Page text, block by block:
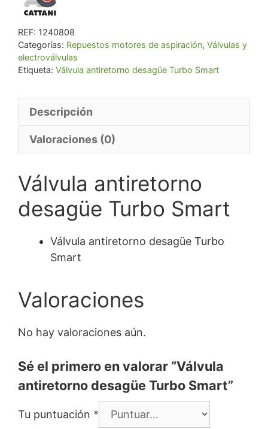
REF: 1240808
Categorías: Repuestos motores de aspiración, Válvulas y
electroválvulas
Etiqueta: Válvula antiretorno desagüe Turbo Smart
Descripción
Valoraciones (0)
Válvula antiretorno
desagüe Turbo Smart
Válvula antiretorno desagüe Turbo
Smart
Valoraciones
No hay valoraciones aún.
Sé el primero en valorar “Válvula
antiretorno desagüe Turbo Smart”
Tu puntuación *